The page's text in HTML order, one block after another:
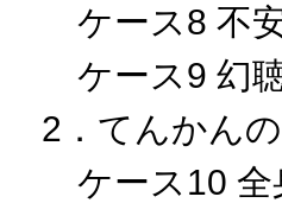
ケース8 不
ケース9 幻
2．てんかん
ケース10 全